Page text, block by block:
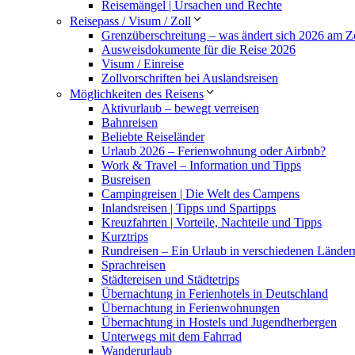
Reisemängel | Ursachen und Rechte
Reisepass / Visum / Zoll
Grenzüberschreitung – was ändert sich 2026 am
Ausweisdokumente für die Reise 2026
Visum / Einreise
Zollvorschriften bei Auslandsreisen
Möglichkeiten des Reisens
Aktivurlaub – bewegt verreisen
Bahnreisen
Beliebte Reiseländer
Urlaub 2026 – Ferienwohnung oder Airbnb?
Work & Travel – Information und Tipps
Busreisen
Campingreisen | Die Welt des Campens
Inlandsreisen | Tipps und Spartipps
Kreuzfahrten | Vorteile, Nachteile und Tipps
Kurztrips
Rundreisen – Ein Urlaub in verschiedenen
Sprachreisen
Städtereisen und Städtetrips
Übernachtung in Ferienhotels in Deutschland
Übernachtung in Ferienwohnungen
Übernachtung in Hostels und Jugendherbergen
Unterwegs mit dem Fahrrad
Wanderurlaub